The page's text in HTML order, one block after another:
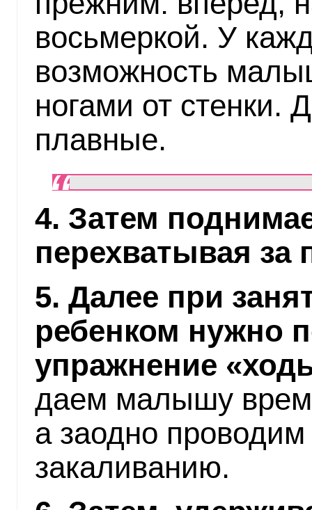
восьмеркой. У
возможность
ногами от стенки.
плавные.
4. Затем
перехватывая
5. Далее при
ребенком нужно
упражнение
даем малышу
а заодно
закаливанию.